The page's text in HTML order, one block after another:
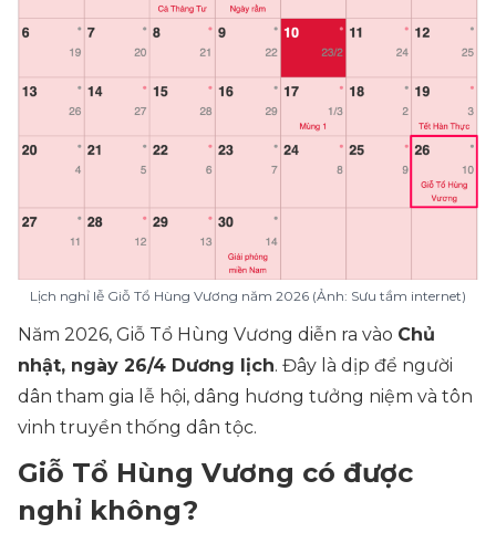
Lịch nghỉ lễ Giỗ Tổ Hùng Vương năm 2026 (Ảnh: Sưu tầm internet)
Năm 2026, Giỗ Tổ Hùng Vương diễn ra vào Chủ
nhật, ngày 26/4 Dương lịch. Đây là dịp để người
dân tham gia lễ hội, dâng hương tưởng niệm và tôn
vinh truyền thống dân tộc.
Giỗ Tổ Hùng Vương có được
nghỉ không?